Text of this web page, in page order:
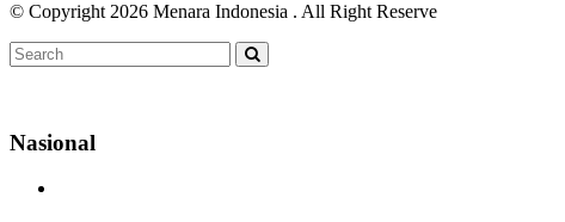
© Copyright 2026 Menara Indonesia . All Right Reserve
Nasional